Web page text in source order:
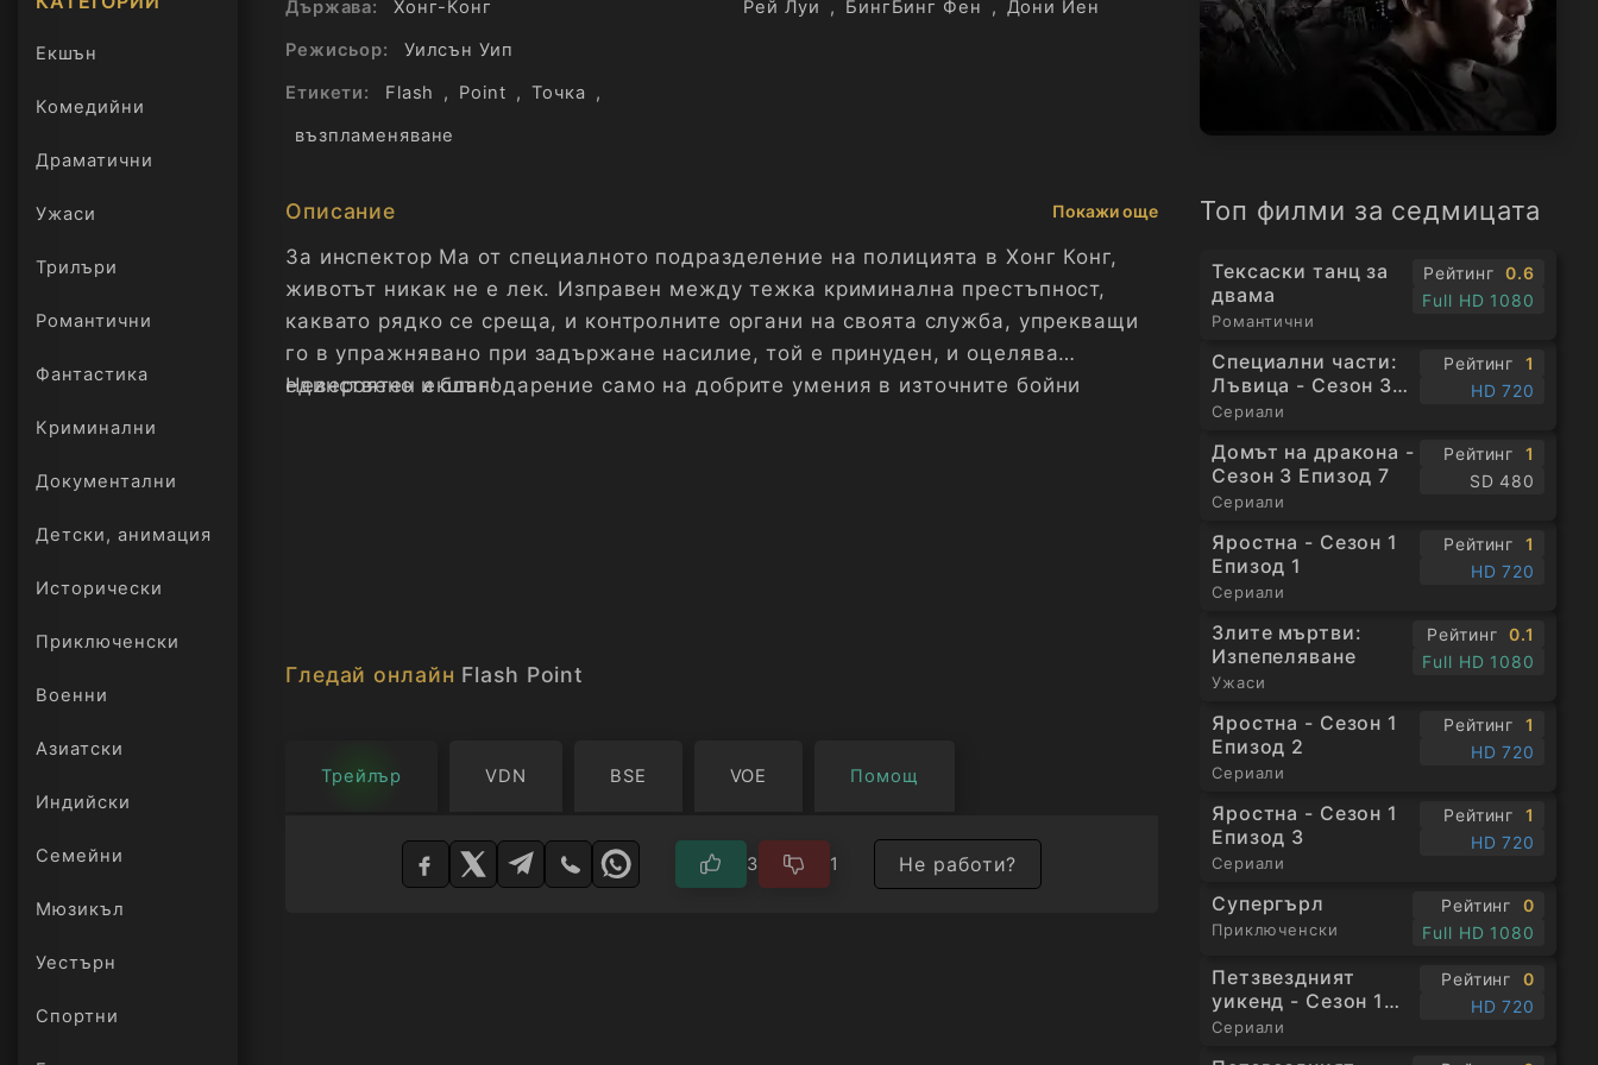
Екшън
Комедийни
Драматични
Ужаси
Трилъри
онлайн
Романтични
Фантастика
Криминални
Документални
Детски, анимация
Исторически
Приключенски
Военни
Азиатски
Индийски
Семейни
Мюзикъл
Уестърн
Спортни
Топ филми за седмицата
Тексаски танц за
двама
Романтични
Рейтинг
0.6
Full HD 1080
Специални части:
Лъвица - Сезон 3
Епизод 1
Сериали
Рейтинг
1
HD 720
Домът на дракона -
Сезон 3 Епизод 7
Сериали
Рейтинг
1
SD 480
Яростна - Сезон 1
Епизод 1
Сериали
Рейтинг
1
HD 720
Злите мъртви:
Изпепеляване
Ужаси
Рейтинг
0.1
Full HD 1080
Яростна - Сезон 1
Епизод 2
Сериали
Рейтинг
1
HD 720
Яростна - Сезон 1
Епизод 3
Сериали
Рейтинг
1
HD 720
Супергърл
Приключенски
Рейтинг
0
Full HD 1080
Петзвездният
уикенд - Сезон 1
Епизод 1
Сериали
Рейтинг
0
HD 720
Държава:
Xонг-Конг
Режисьор:
Уилсън Уип
Етикети:
Flash , Point , Tочка ,
възпламеняване
Рей Луи
, БингБинг Фен , Дони Йен
Описание Покажи още
За инспектор Ма от специалното подразделение на полицията в Хонг Конг,
животът никак не е лек. Изправен между тежка криминална престъпност,
каквато рядко се среща, и контролните органи на своята служба, упрекващи
го в упражнявано при задържане насилие, той е принуден, и оцелява
единствено и благодарение само на добрите умения в източните бойни
Невероятен екшън!
Гледай онлайн Flash Point
Трейлър VDN BSE VOE Помощ
3 1 Не работи?